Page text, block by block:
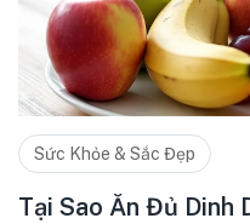
Sức Khỏe & Sắc Đẹp
Tại Sao Ăn Đủ Dinh